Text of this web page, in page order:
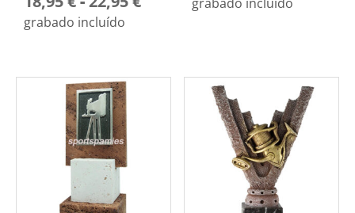
18,95 €
grabado incluído
hasta
22,95